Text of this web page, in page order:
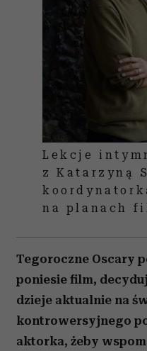
Lekcje
z Katarzyną
na planach
Tegoroczne Oscary
poniesie film,
dzieje aktualnie na
kontrowersyjnego
aktorka, żeby